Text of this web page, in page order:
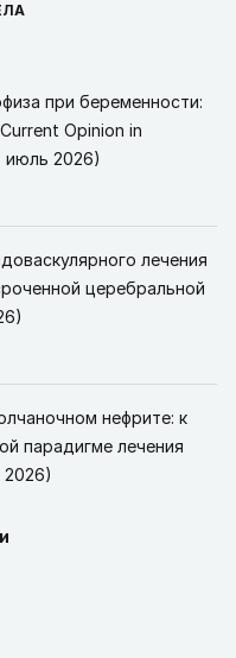
при беременности:
Opinion in
июль 2026)
лечения
церебральной
нефрите: к
парадигме лечения
2026)